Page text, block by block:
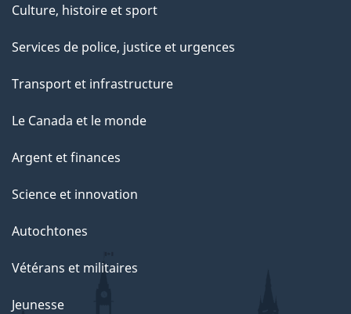
Culture, histoire et sport
Services de police, justice et urgences
Transport et infrastructure
Le Canada et le monde
Argent et finances
Science et innovation
Autochtones
Vétérans et militaires
Jeunesse